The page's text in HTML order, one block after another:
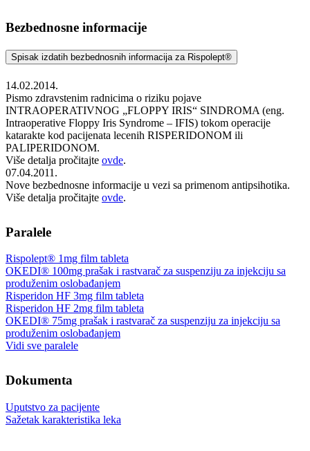
Bezbednosne informacije
Spisak izdatih bezbednosnih informacija za Rispolept®
14.02.2014.
Pismo zdravstenim radnicima o riziku pojave
INTRAOPERATIVNOG „FLOPPY IRIS“ SINDROMA (eng.
Intraoperative Floppy Iris Syndrome – IFIS) tokom operacije
katarakte kod pacijenata lecenih RISPERIDONOM ili
PALIPERIDONOM.
Više detalja pročitajte ovde.
07.04.2011.
Nove bezbednosne informacije u vezi sa primenom antipsihotika.
Više detalja pročitajte ovde.
Paralele
Rispolept® 1mg film tableta
OKEDI® 100mg prašak i rastvarač za suspenziju za injekciju sa
produženim oslobađanjem
Risperidon HF 3mg film tableta
Risperidon HF 2mg film tableta
OKEDI® 75mg prašak i rastvarač za suspenziju za injekciju sa
produženim oslobađanjem
Vidi sve paralele
Dokumenta
Uputstvo za pacijente
Sažetak karakteristika leka